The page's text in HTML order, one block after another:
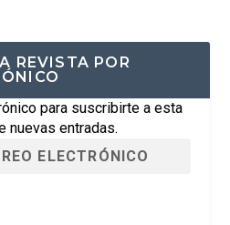
REVISTA POR
para suscribirte a esta
nuevas entradas.